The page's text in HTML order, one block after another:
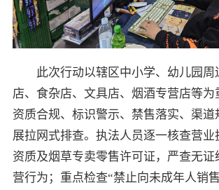
此次行动以辖区中小学、幼儿园周
店、食杂店、文具店、烟酒专营店等为
资质合规、标识警示、禁售落实、渠道
展拉网式排查。执法人员逐一核查营业
资质及烟草专卖零售许可证，严查无证
营行为；重点检查“禁止向未成年人销